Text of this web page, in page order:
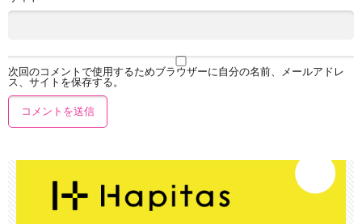
次回のコメントで使用するためブラウザーに自分の名前、メールアドレ
ス、サイトを保存する。